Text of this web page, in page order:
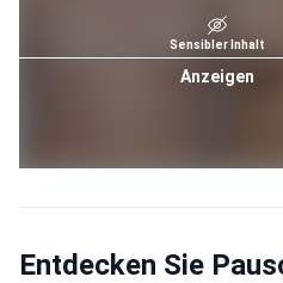
Sensibler Inhalt
Anzeigen
Entdecken Sie